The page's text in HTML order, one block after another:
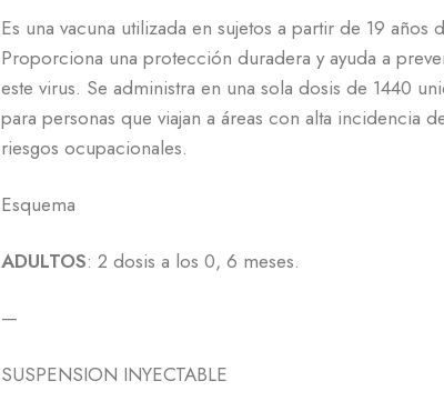
Es una vacuna utilizada en sujetos a partir de 19
Proporciona una protección duradera y ayuda a
este virus. Se administra en una sola dosis de 1440
para personas que viajan a áreas con alta incidencia
riesgos ocupacionales.
Esquema
ADULTOS: 2 dosis a los 0, 6 meses.
—
SUSPENSION INYECTABLE